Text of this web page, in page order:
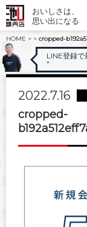
おいしさは、
思い出になる
HOME > > cropped-
LINE登録で
"
2022.7.16
cropped-